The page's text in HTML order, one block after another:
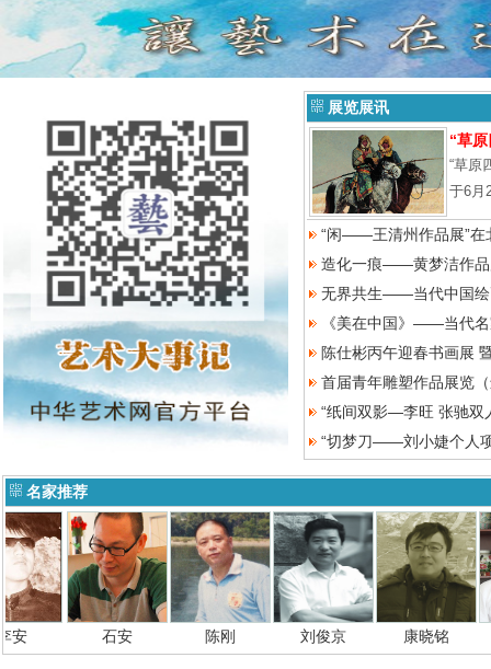
展览展讯
“草
“草原
于6月
“闲——王清州作品展”在
造化一痕——黄梦洁作品
无界共生——当代中国绘
《美在中国》——当代
陈仕彬丙午迎春书画展
首届青年雕塑作品展览
“纸间双影—李旺 张驰双
“切梦刀——刘小婕个人
名家推荐
刘俊京 康晓铭